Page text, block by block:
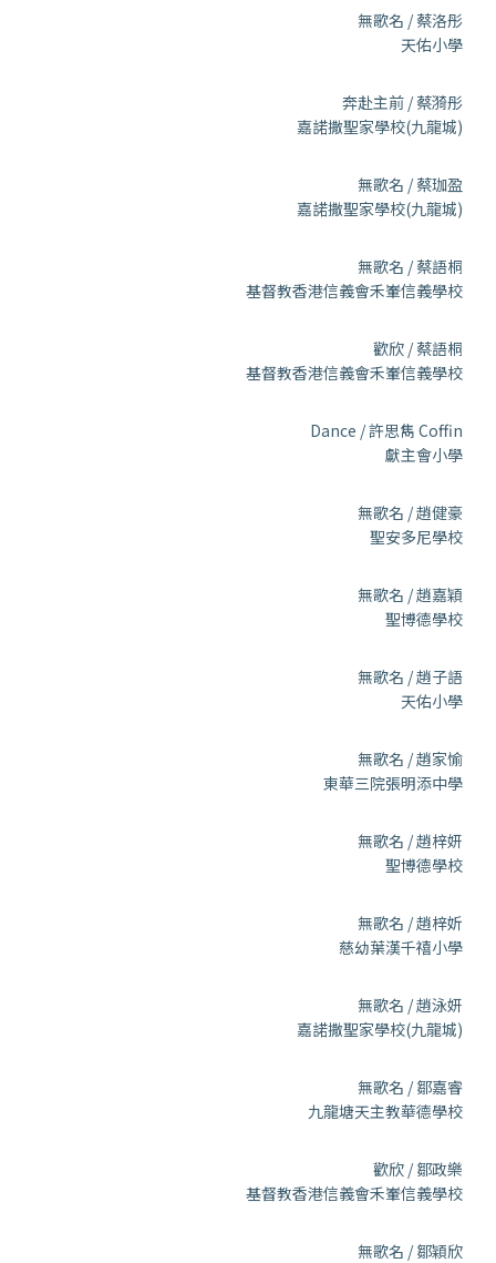
無歌名 / 蔡洛彤
天佑小學
奔赴主前 / 蔡漪彤
嘉諾撒聖家學校(九龍城)
無歌名 / 蔡珈盈
嘉諾撒聖家學校(九龍城)
無歌名 / 蔡語桐
基督教香港信義會禾輋信義學校
歡欣 / 蔡語桐
基督教香港信義會禾輋信義學校
Dance / 許思雋 Coffin
獻主會小學
無歌名 / 趙健豪
聖安多尼學校
無歌名 / 趙嘉穎
聖博德學校
無歌名 / 趙子語
天佑小學
無歌名 / 趙家愉
東華三院張明添中學
無歌名 / 趙梓妍
聖博德學校
無歌名 / 趙梓妡
慈幼葉漢千禧小學
無歌名 / 趙泳妍
嘉諾撒聖家學校(九龍城)
無歌名 / 鄒嘉睿
九龍塘天主教華德學校
歡欣 / 鄒政樂
基督教香港信義會禾輋信義學校
無歌名 / 鄒穎欣